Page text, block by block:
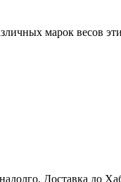
марок весов
Доставка до